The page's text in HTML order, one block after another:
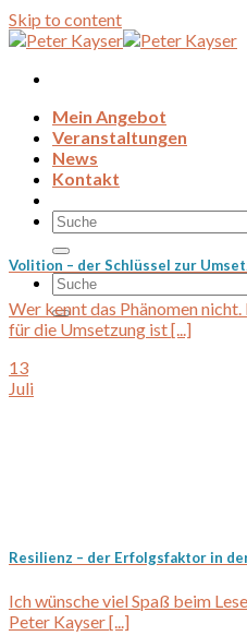
Skip to content
Mein Angebot
Veranstaltungen
News
Kontakt
Volition – der Schlüssel zur
Wer kennt das Phänomen
für die Umsetzung ist [...]
13
Juli
Resilienz – der Erfolgsfaktor in
Ich wünsche viel Spaß beim
Peter Kayser [...]